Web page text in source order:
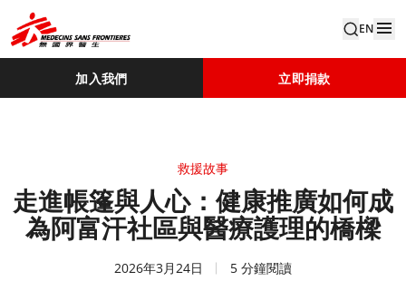
EN
加入我們 立即捐款
救援故事
走進帳篷與人心：健康推廣如何成
為阿富汗社區與醫療護理的橋樑
2026年3月24日 5 分鐘閱讀